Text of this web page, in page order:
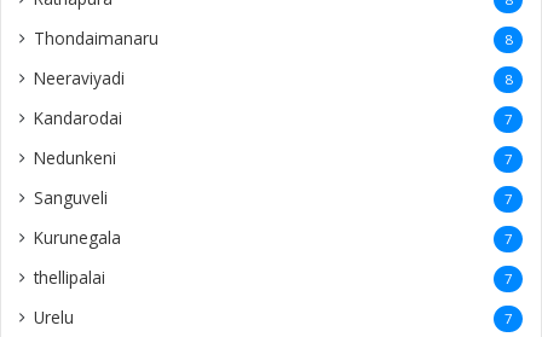
Thondaimanaru 8
Neeraviyadi 8
Kandarodai 7
Nedunkeni 7
Sanguveli 7
Kurunegala 7
thellipalai 7
Urelu 7